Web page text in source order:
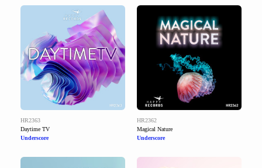
HR2363
Daytime TV
Underscore
HR2362
Magical Nature
Underscore